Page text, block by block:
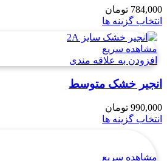
784,000 تومان
انتخاب گزینه ها
مشاهده سریع
افزودن به علاقه مندی
انجیر خشک متوسط
990,000 تومان
انتخاب گزینه ها
مشاهده سریع